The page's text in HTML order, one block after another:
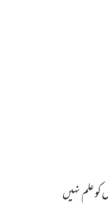
علم نہیں